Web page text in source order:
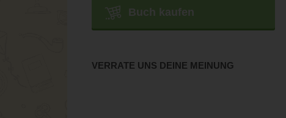
Buch kaufen
VERRATE UNS DEINE MEINUNG